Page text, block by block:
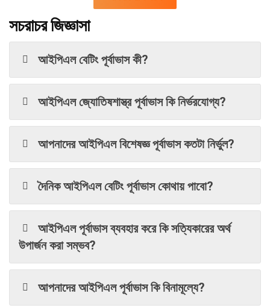
সচরাচর জিজ্ঞাসা
আইপিএল বেটিং পূর্বাভাস কী?
আইপিএল জ্যোতিষশাস্ত্র পূর্বাভাস কি নির্ভরযোগ্য?
আপনাদের আইপিএল বিশেষজ্ঞ পূর্বাভাস কতটা নির্ভুল?
দৈনিক আইপিএল বেটিং পূর্বাভাস কোথায় পাবো?
আইপিএল পূর্বাভাস ব্যবহার করে কি সত্যিকারের অর্থ
উপার্জন করা সম্ভব?
আপনাদের আইপিএল পূর্বাভাস কি বিনামূল্যে?